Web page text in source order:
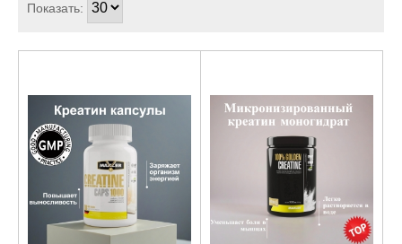
Показать: